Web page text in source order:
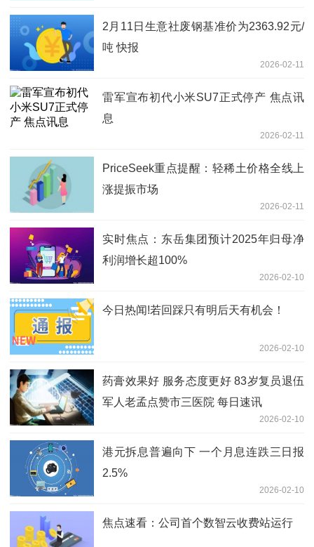
2月11日生意社废钢基准价为2363.92元/
吨 快报
2026-02-11
雷军宣布初代小米SU7正式停产 焦点讯
息
2026-02-11
PriceSeek重点提醒：轻稀土价格全线上
涨提振市场
2026-02-11
实时焦点：东岳集团预计2025年归母净
利润增长超100%
2026-02-10
今日热闻!若回踩只有明后天有机会！
2026-02-10
药膏效果好 服务态度更好 83岁复员退伍
军人老孟点赞市三医院 每日速讯
2026-02-10
港元拆息普遍向下 一个月息连跌三日报
2.5%
2026-02-10
焦点速看：公司首个数智云收费站运行